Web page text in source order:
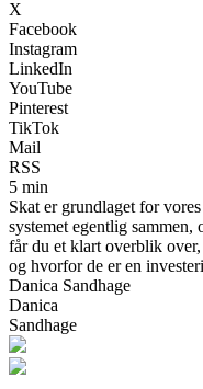
X
Facebook
Instagram
LinkedIn
YouTube
Pinterest
TikTok
Mail
RSS
5 min
Skat er grundlaget for
systemet egentlig sammen,
får du et klart overblik
og hvorfor de er en
Danica Sandhage
Danica
Sandhage